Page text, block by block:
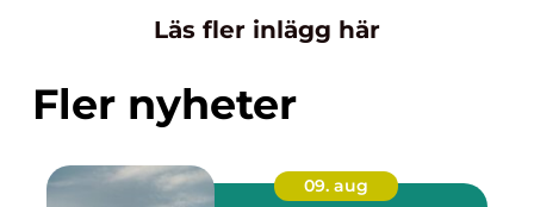
Läs fler inlägg här
Fler nyheter
09. aug